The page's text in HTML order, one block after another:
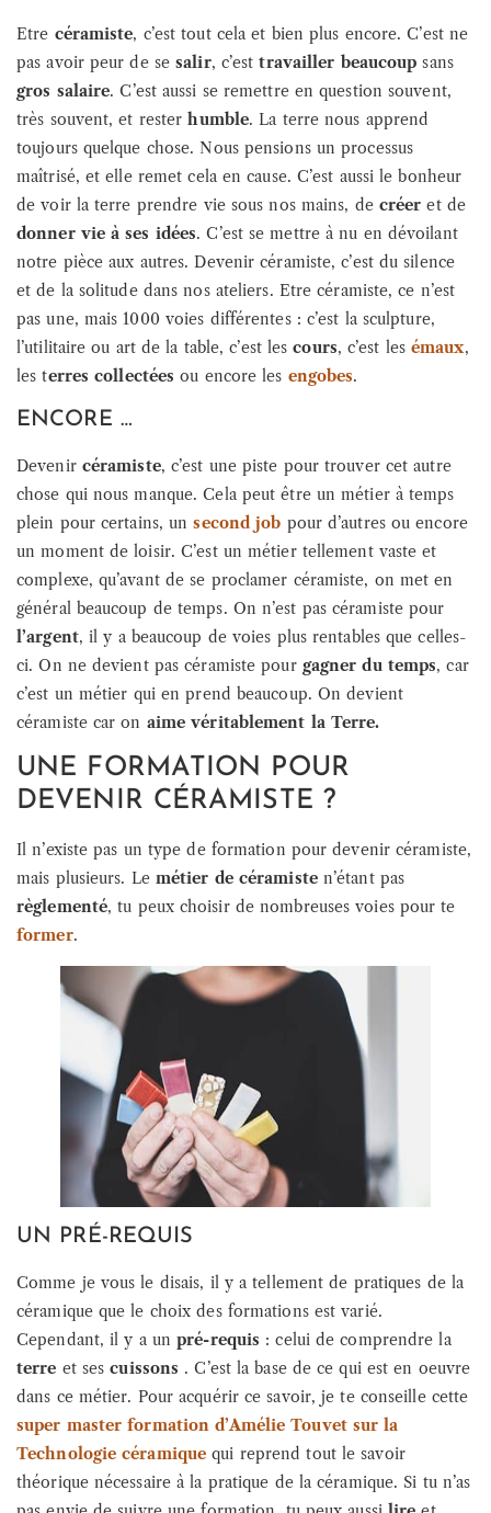
Etre céramiste, c’est tout cela et bien plus encore. C’est ne
pas avoir peur de sesalir, c’esttravailler beaucoup sans
gros salaire. C’est aussi se remettre en question souvent,
très souvent, et resterhumble. La terre nous apprend
toujours quelque chose. Nous pensions un processus
maîtrisé, et elle remet cela en cause. C’est aussi le bonheur
de voir la terre prendre vie sous nos mains, de créer et de
donner vie à ses idées. C’est se mettre à nu en dévoilant
notre pièce aux autres. Devenir céramiste, c’est du silence
et de la solitude dans nos ateliers. Etre céramiste, ce n’est
pas une, mais 1000 voies différentes : c’est la sculpture,
l’utilitaire ou art de la table, c’est lescours, c’est lesémaux,
les terres collectées ou encore les engobes.
ENCORE …
Devenir céramiste, c’est une piste pour trouver cet autre
chose qui nous manque. Cela peut être un métier à temps
plein pour certains, unsecond job pour d’autres ou encore
un moment de loisir. C’est un métier tellement vaste et
complexe, qu’avant de se proclamer céramiste, on met en
général beaucoup de temps. On n’est pas céramiste pour
l’argent, il y a beaucoup de voies plus rentables que celles-
ci. On ne devient pas céramiste pour gagner du temps, car
c’est un métier qui en prend beaucoup. On devient
céramiste car on aime véritablement la Terre.
UNE FORMATION POUR
DEVENIR CÉRAMISTE ?
Il n’existe pas un type de formation pour devenir céramiste,
mais plusieurs. Le métier de céramisten’étant pas
règlementé, tu peux choisir de nombreuses voies pour te
former.
UN PRÉ-REQUIS
Comme je vous le disais, il y a tellement de pratiques de la
céramique que le choix des formations est varié.
Cependant, il y a unpré-requis : celui de comprendre la
terre et sescuissons . C’est la base de ce qui est en oeuvre
dans ce métier. Pour acquérir ce savoir, je te conseille cette
super master formation d’Amélie Touvet sur la
Technologie céramique qui reprend tout le savoir
théorique nécessaire à la pratique de la céramique. Si tu n’as